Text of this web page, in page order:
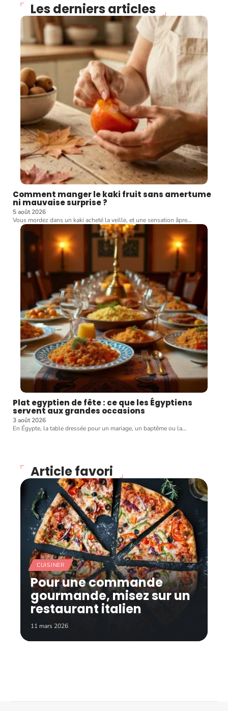
Les derniers articles
Comment manger le kaki fruit sans amertume
ni mauvaise surprise ?
5 août 2026
Vous mordez dans un kaki acheté la veille, et une sensation âpre…
Plat egyptien de fête : ce que les Égyptiens
servent aux grandes occasions
3 août 2026
En Égypte, la table dressée pour un mariage, un baptême ou la…
Article favori
CUISINER
Pour une commande
gourmande, misez sur un
restaurant italien
11 mars 2026